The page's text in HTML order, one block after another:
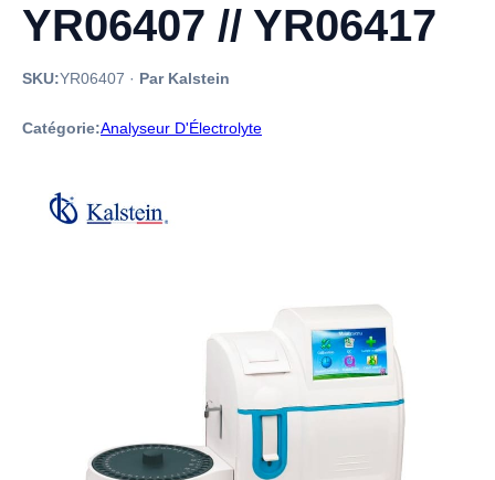
YR06407 // YR06417
SKU:YR06407 · Par Kalstein
Catégorie:Analyseur D'Électrolyte